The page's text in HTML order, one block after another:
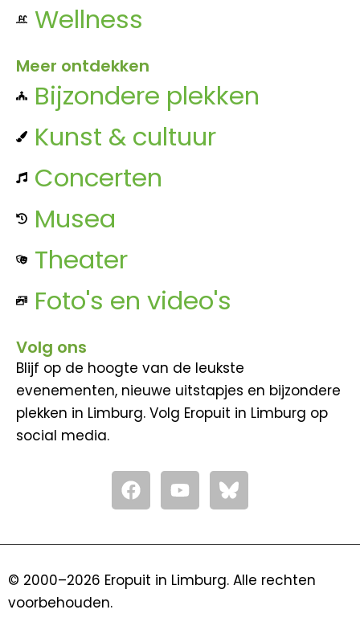
Wellness
Meer ontdekken
Bijzondere plekken
Kunst & cultuur
Concerten
Musea
Theater
Foto's en video's
Volg ons
Blijf op de hoogte van de leukste
evenementen, nieuwe uitstapjes en bijzondere
plekken in Limburg. Volg Eropuit in Limburg op
social media.
F
a
c
o
Y
o
u
b
© 2000–2026 Eropuit in Limburg. Alle rechten
voorbehouden.